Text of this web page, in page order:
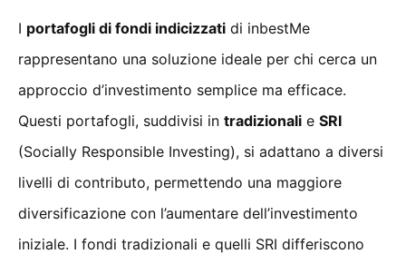
I portafogli di fondi indicizzati di inbestMe
rappresentano una soluzione ideale per chi cerca un
approccio d’investimento semplice ma efficace.
Questi portafogli, suddivisi in tradizionali e SRI
(Socially Responsible Investing), si adattano a diversi
livelli di contributo, permettendo una maggiore
diversificazione con l’aumentare dell’investimento
iniziale. I fondi tradizionali e quelli SRI differiscono